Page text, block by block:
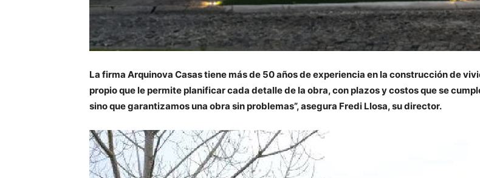
La firma Arquinova Casas tiene más de 50 años de experiencia en la construcción de
propio que le permite planificar cada detalle de la obra, con plazos y costos que se
sino que garantizamos una obra sin problemas”, asegura Fredi Llosa, su director.